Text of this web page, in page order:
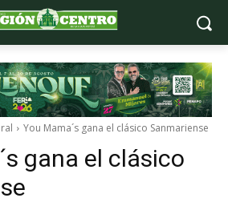
You Mama´s gana el clásico Sanmariense
gana el clásico